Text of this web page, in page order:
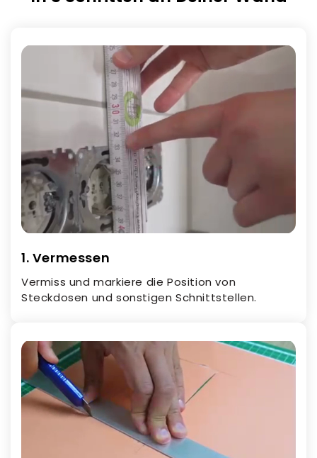
1. Vermessen
Vermiss und markiere die Position von
Steckdosen und sonstigen Schnittstellen.